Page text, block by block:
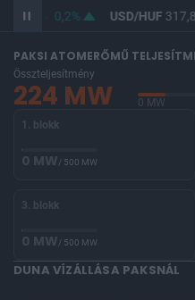
366,14 0,2% USD/HUF
PAKSI ATOMERŐMŰ
Összteljesítmény
224 MW 0 MW
1. blokk
0 MW/ 500 MW
3. blokk
0 MW/ 500 MW
DUNA VÍZÁLLÁSA PAKSNÁL